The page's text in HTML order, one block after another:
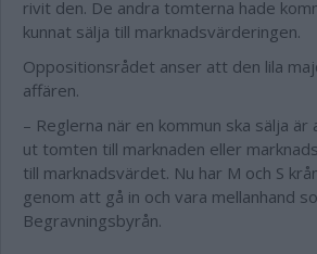
rivit den. De andra tomterna hade
kunnat sälja till marknadsvärderingen.
Oppositionsrådet anser att den lila
affären.
– Reglerna när en kommun ska sälja
ut tomten till marknaden eller
till marknadsvärdet. Nu har M och S
genom att gå in och vara mellanhand
Begravningsbyrån.